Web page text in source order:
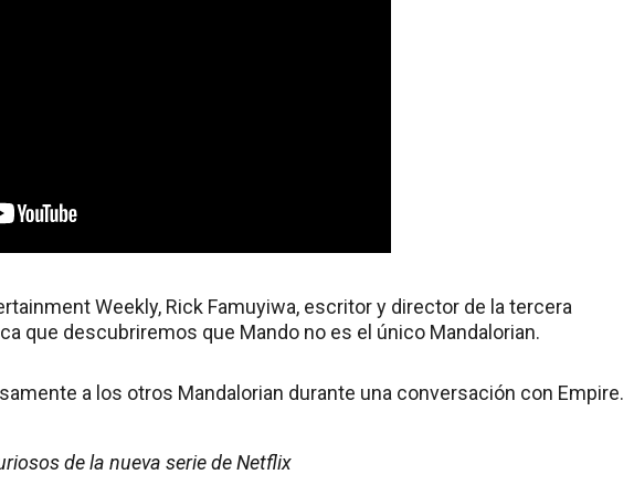
Weekly, Rick Famuyiwa, escritor y director de la tercera
que descubriremos que Mando no es el único Mandalorian.
a los otros Mandalorian durante una conversación con Empire.
de la nueva serie de Netflix